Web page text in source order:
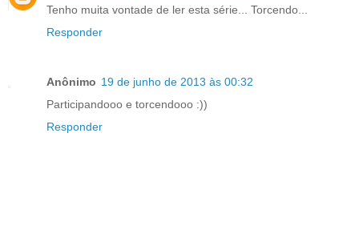
Tenho muita vontade de ler esta série... Torcendo...
Responder
Anônimo 19 de junho de 2013 às 00:32
Participandooo e torcendooo :))
Responder